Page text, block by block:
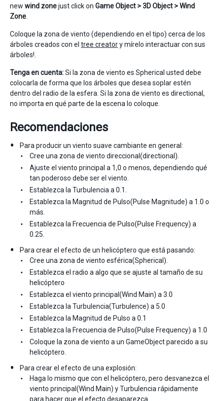
new wind zonejust click on Game Object > 3D Object > Wind
Zone
Coloque la zona de viento (dependiendo en el tipo) cerca de los
árboles creados con el tree creatory mírelo interactuar con sus
árboles!.
Tenga en cuenta:Si la zona de viento es Spherical usted debe
colocarla de forma que los árboles que desea soplar estén
dentro del radio de la esfera. Si la zona de viento es directional,
no importa en qué parte de la escena lo coloque.
Recomendaciones
Para producir un viento suave cambiante en general:
Cree una zona de viento direccional(directional).
Ajuste el viento principal a 1,0 o menos, dependiendo qué
tan poderoso debe ser el viento.
Establezca la Turbulencia a 0.1.
Establezca la Magnitud de Pulso(Pulse Magnitude) a 1.0 o
más.
Establezca la Frecuencia de Pulso(Pulse Frequency) a
0.25.
Para crear el efecto de un helicóptero que está pasando:
Cree una zona de viento esférica(Spherical).
Establezca el radio a algo que se ajuste al tamaño de su
helicóptero
Establezca el viento principal(Wind Main) a 3.0
Establezca la Turbulencia(Turbulence) a 5.0
Establezca la Magnitud de Pulso a 0.1
Establezca la Frecuencia de Pulso(Pulse Frequency) a 1.0
Coloque la zona de viento a un GameObject parecido a su
helicóptero.
Para crear el efecto de una explosión:
Haga lo mismo que con el helicóptero, pero desvanezca el
viento principal(Wind Main) y Turbulencia rápidamente
para hacer que el efecto desaparezca.